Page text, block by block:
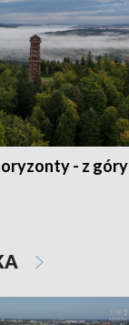
- z góry